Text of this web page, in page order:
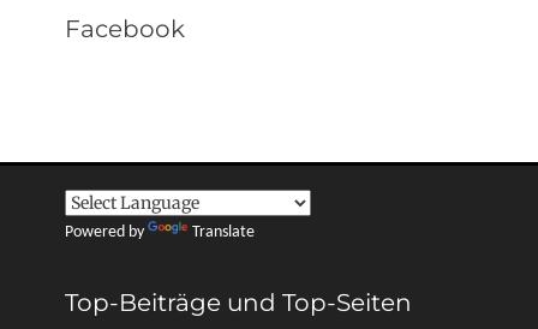
Facebook
Powered by Translate
Top-Beiträge und Top-Seiten